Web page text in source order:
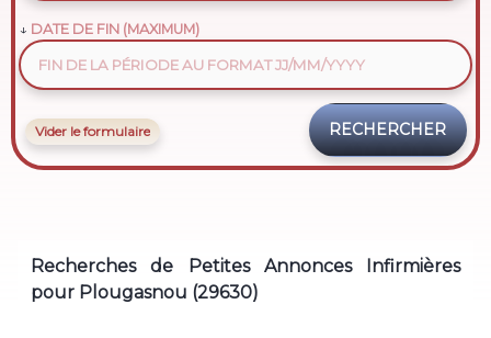
DATE DE FIN (MAXIMUM)
Vider le formulaire
Recherches de Petites Annonces Infirmières
pour Plougasnou (29630)